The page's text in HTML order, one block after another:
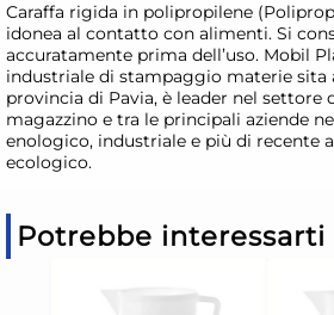
Caraffa rigida in polipropilene
idonea al contatto con alimenti. Si
accuratamente prima dell’uso. Mobil
industriale di stampaggio materie sita
provincia di Pavia, è leader nel settore
magazzino e tra le principali aziende
enologico, industriale e più di recente
ecologico.
Potrebbe interessarti